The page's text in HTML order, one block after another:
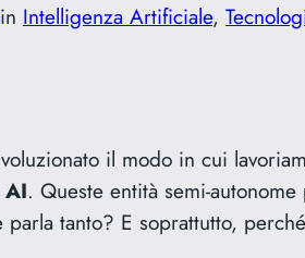
in Intelligenza Artificiale,
il modo in cui
. Queste entità semi-
tanto? E soprattutto,